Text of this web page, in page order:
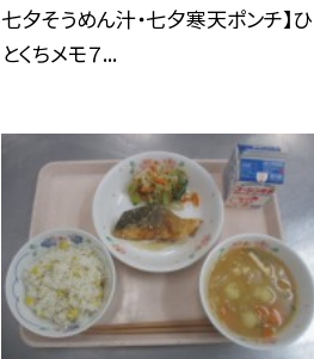
七夕そうめん汁・七夕寒天ポンチ】ひ
とくちメモ７...